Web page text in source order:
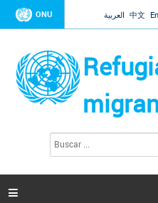
Jump to
ONU العربية 中文
s
